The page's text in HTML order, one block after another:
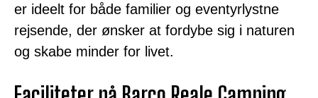
er ideelt for både familier og eventyrlystne
rejsende, der ønsker at fordybe sig i naturen
og skabe minder for livet.